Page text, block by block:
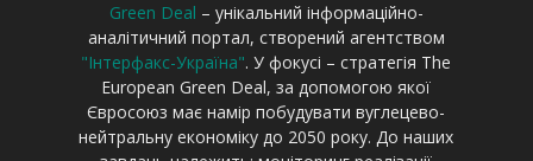
Green Deal – унікальний інформаційно-
аналітичний портал, створений агентством
"Інтерфакс-Україна". У фокусі – стратегія The
European Green Deal, за допомогою якої
Євросоюз має намір побудувати вуглецево-
нейтральну економіку до 2050 року. До наших